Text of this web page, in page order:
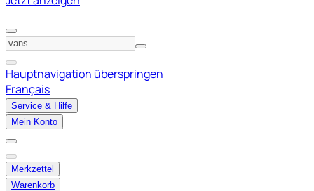
Hauptnavigation überspringen
Français
Service & Hilfe
Mein Konto
Merkzettel
Warenkorb